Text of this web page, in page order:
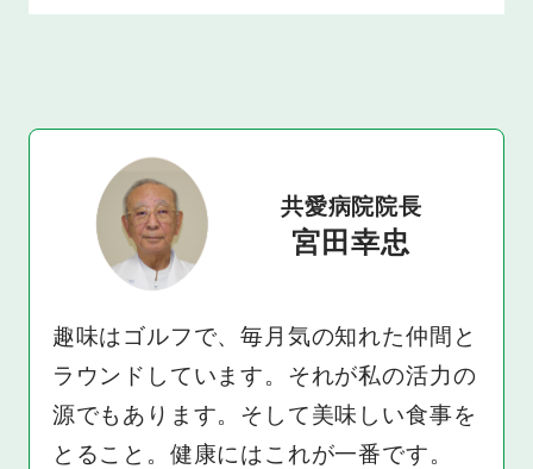
共愛病院院長
宮田幸忠
趣味はゴルフで、毎月気の知れた仲間と
ラウンドしています。それが私の活力の
源でもあります。そして美味しい食事を
とること。健康にはこれが一番です。